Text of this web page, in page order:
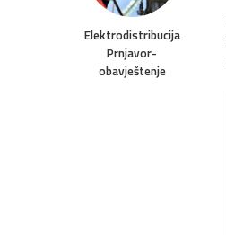
Elektrodistribucija
Prnjavor-
obavještenje